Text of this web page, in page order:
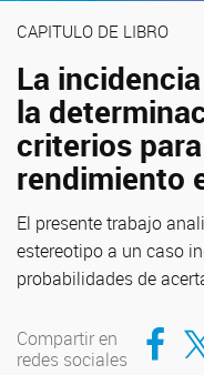
CAPITULO DE LIBRO
La
la
criterios
rendimiento
El presente trabajo
estereotipo a un caso
probabilidades de
Compartir en
redes sociales